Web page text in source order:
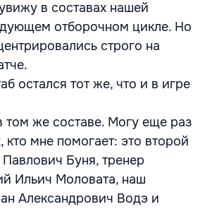
в составах нашей
отборочном цикле. Но
строго на
остался тот же, что и в игре
том же составе. Могу еще раз
кто мне помогает: это второй
Буня, тренер
Ильич Моловата, наш
Александрович Водэ и